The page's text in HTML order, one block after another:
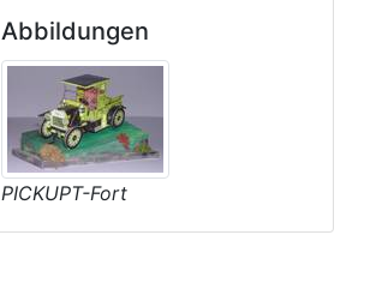
Abbildungen
PICKUPT-Fort